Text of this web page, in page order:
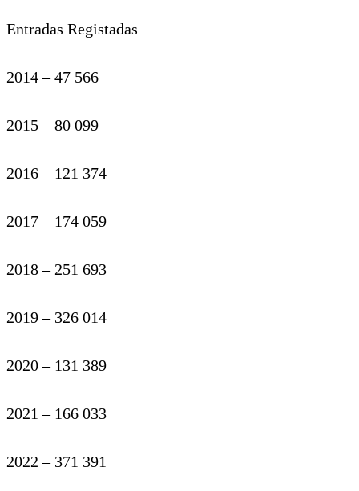
Entradas Registadas
2014 – 47 566
2015 – 80 099
2016 – 121 374
2017 – 174 059
2018 – 251 693
2019 – 326 014
2020 – 131 389
2021 – 166 033
2022 – 371 391